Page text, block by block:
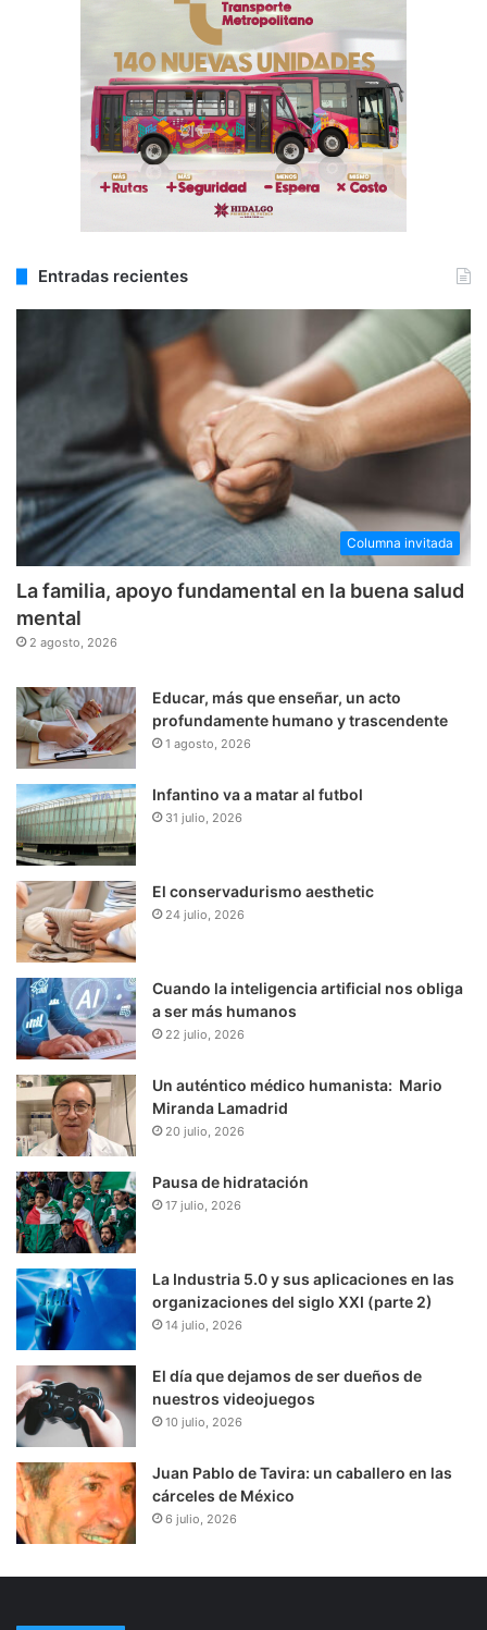
Entradas recientes
Columna invitada
La familia, apoyo fundamental en la buena salud
mental
2 agosto, 2026
Educar, más que enseñar, un acto
profundamente humano y trascendente
1 agosto, 2026
Infantino va a matar al futbol
31 julio, 2026
El conservadurismo aesthetic
24 julio, 2026
Cuando la inteligencia artificial nos obliga
a ser más humanos
22 julio, 2026
Un auténtico médico humanista: Mario
Miranda Lamadrid
20 julio, 2026
Pausa de hidratación
17 julio, 2026
La Industria 5.0 y sus aplicaciones en las
organizaciones del siglo XXI (parte 2)
14 julio, 2026
El día que dejamos de ser dueños de
nuestros videojuegos
10 julio, 2026
Juan Pablo de Tavira: un caballero en las
cárceles de México
6 julio, 2026